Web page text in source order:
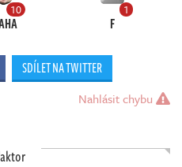
10 1
F
SDÍLET NA TWITTER
Nahlásit chybu